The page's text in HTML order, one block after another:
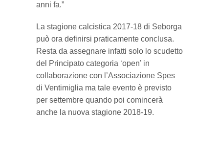
anni fa.”
La stagione calcistica 2017-18 di Seborga
può ora definirsi praticamente conclusa.
Resta da assegnare infatti solo lo scudetto
del Principato categoria ‘open’ in
collaborazione con l’Associazione Spes
di Ventimiglia ma tale evento è previsto
per settembre quando poi comincerà
anche la nuova stagione 2018-19.